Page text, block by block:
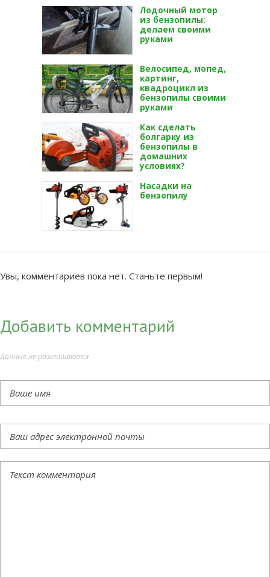
Лодочный мотор
из бензопилы:
делаем своими
руками
Велосипед, мопед,
картинг,
квадроцикл из
бензопилы своими
руками
Как сделать
болгарку из
бензопилы в
домашних
условиях?
Насадки на
бензопилу
Увы, комментариев пока нет. Станьте первым!
Добавить комментарий
Данные не разглашаются